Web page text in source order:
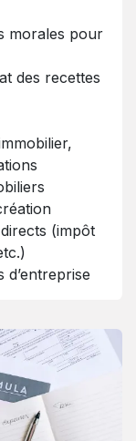
morales pour
des recettes
(impôt